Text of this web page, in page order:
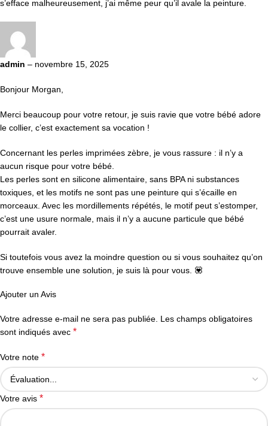
s’efface malheureusement, j’ai même peur qu’il avale la peinture.
admin – novembre 15, 2025
Bonjour Morgan,
Merci beaucoup pour votre retour, je suis ravie que votre bébé adore
le collier, c’est exactement sa vocation !
Concernant les perles imprimées zèbre, je vous rassure : il n’y a
aucun risque pour votre bébé.
Les perles sont en silicone alimentaire, sans BPA ni substances
toxiques, et les motifs ne sont pas une peinture qui s’écaille en
morceaux. Avec les mordillements répétés, le motif peut s’estomper,
c’est une usure normale, mais il n’y a aucune particule que bébé
pourrait avaler.
Si toutefois vous avez la moindre question ou si vous souhaitez qu’on
trouve ensemble une solution, je suis là pour vous. 💟
Ajouter un Avis
Votre adresse e-mail ne sera pas publiée. Les champs obligatoires
sont indiqués avec *
Votre note *
Votre avis *